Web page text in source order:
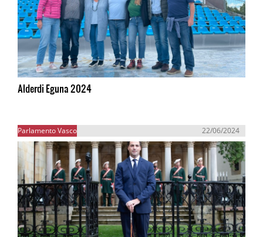
Alderdi Eguna 2024
Parlamento Vasco 22/06/2024